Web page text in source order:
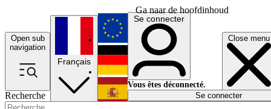
Ga naar de hoofdinhoud
Open sub
navigation
Close menu
Recherche
Français
English
Deutsch
Español
Se connecter
Vous êtes déconnecté.
Se connecter